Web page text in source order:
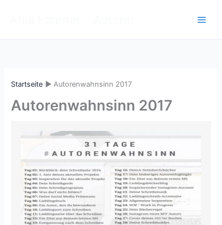
Startseite Autorenwahnsinn 2017
Autorenwahnsinn 2017